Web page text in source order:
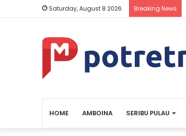
Saturday, August 8 2026 Breaking News
HOME AMBOINA SERIBU PULAU